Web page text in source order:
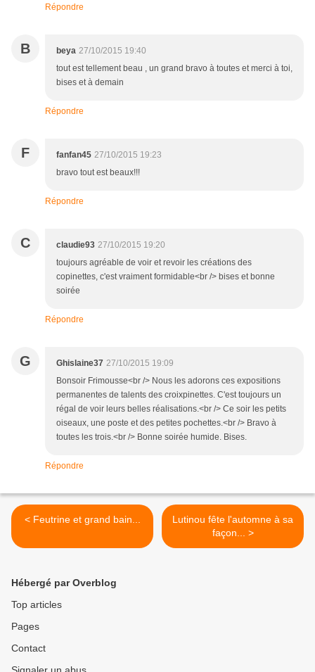
Répondre
B beya 27/10/2015 19:40
tout est tellement beau , un grand bravo à toutes et merci à toi,
bises et à demain
Répondre
F fanfan45 27/10/2015 19:23
bravo tout est beaux!!!
Répondre
C claudie93 27/10/2015 19:20
toujours agréable de voir et revoir les créations des
copinettes, c'est vraiment formidable<br /> bises et bonne
soirée
Répondre
G Ghislaine37 27/10/2015 19:09
Bonsoir Frimousse<br /> Nous les adorons ces expositions
permanentes de talents des croixpinettes. C'est toujours un
régal de voir leurs belles réalisations.<br /> Ce soir les petits
oiseaux, une poste et des petites pochettes.<br /> Bravo à
toutes les trois.<br /> Bonne soirée humide. Bises.
Répondre
< Feutrine et grand bain...
Lutinou fête l'automne à sa
façon... >
Hébergé par Overblog
Top articles
Pages
Contact